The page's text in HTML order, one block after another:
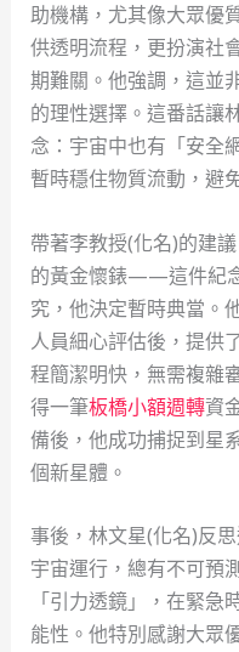
助機構，尤其像大眾優
供透明流程，更扮演社
期難關。他強調，這並
的理性選擇。這番話讓
念：宇宙中也有「安全
暫時穩住物質流動，避
帶著李教授(化名)的建
的黃金懷錶——這件紀
究，他決定暫時典當。
人員細心評估後，提供
程簡潔明快，無需複雜
得一筆板橋小額週轉資
備後，他成功捕捉到星
個新星體。
事後，林文星(化名)反
宇宙運行，總有不可預
「引力透鏡」，在緊
能性。他特別感謝大眾